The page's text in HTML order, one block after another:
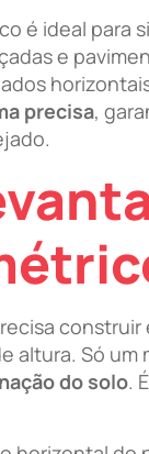
é ideal para
e
precisa,
altura. Só
do solo.